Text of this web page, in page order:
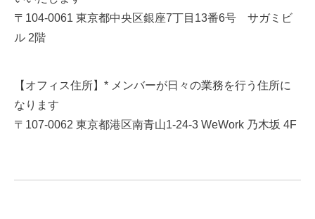
〒104-0061 東京都中央区銀座7丁目13番6号 サガミビ
ル 2階
【オフィス住所】* メンバーが日々の業務を行う住所に
なります
〒107-0062 東京都港区南青山1-24-3 WeWork 乃木坂 4F